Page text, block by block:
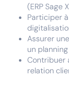
(ERP Sage
Participer
Assurer
un
Contribuer
relation